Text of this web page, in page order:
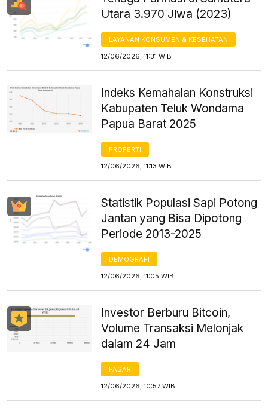
Utara 3.970 Jiwa (2023)
LAYANAN KONSUMEN & KESEHATAN
12/06/2026, 11:31 WIB
Indeks Kemahalan Konstruksi
Kabupaten Teluk Wondama
Papua Barat 2025
PROPERTI
12/06/2026, 11:13 WIB
Statistik Populasi Sapi Potong
Jantan yang Bisa Dipotong
Periode 2013-2025
DEMOGRAFI
12/06/2026, 11:05 WIB
Investor Berburu Bitcoin,
Volume Transaksi Melonjak
dalam 24 Jam
PASAR
12/06/2026, 10:57 WIB